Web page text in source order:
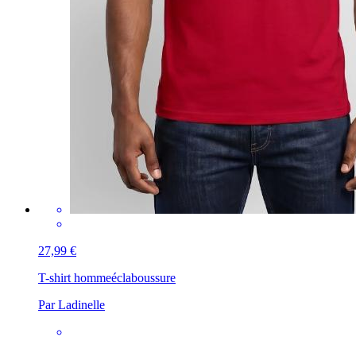
27,99 €
T-shirt hommeéclaboussure
Par Ladinelle